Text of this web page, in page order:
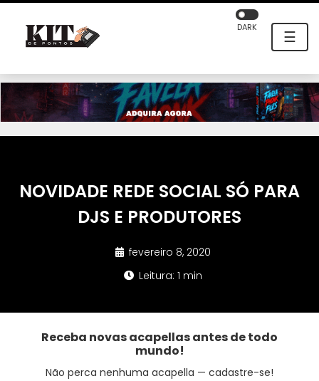
☰
DARK
NOVIDADE REDE SOCIAL SÓ PARA
DJS E PRODUTORES
fevereiro 8, 2020
Leitura: 1 min
Receba novas acapellas antes de todo
mundo!
Não perca nenhuma acapella — cadastre-se!